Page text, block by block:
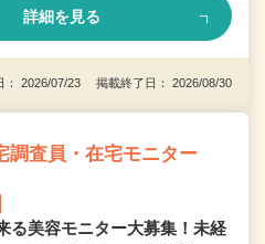
詳細を見る
： 2026/07/23 掲載終了日： 2026/08/30
調査員・在宅モニター
る美容モニター大募集！未経